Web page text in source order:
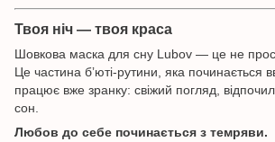
Твоя ніч — твоя краса
Шовкова маска для сну Lubov — це не
Це частина бʼюті-рутини, яка починається
працює вже зранку: свіжий погляд,
сон.
Любов до себе починається з темряви.